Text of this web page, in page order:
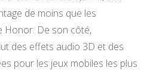
de moins que les
Honor. De son côté,
des effets audio 3D et des
pour les jeux mobiles les plus